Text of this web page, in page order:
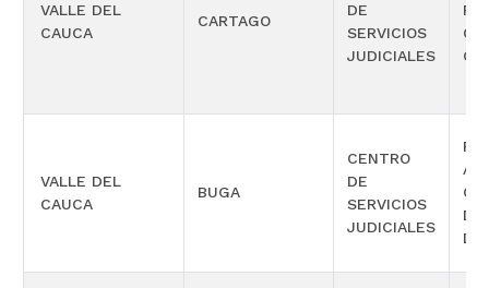
VALLE DEL
CAUCA
CARTAGO
DE
SERVICIOS
JUDICIALES
VALLE DEL
CAUCA
BUGA
CENTRO
DE
SERVICIOS
JUDICIALES
DE
DE